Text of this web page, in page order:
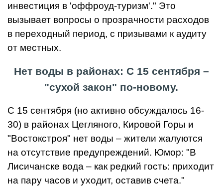
инвестиция в 'оффроуд-туризм'." Это
вызывает вопросы о прозрачности расходов
в переходный период, с призывами к аудиту
от местных.
Нет воды в районах: С 15 сентября –
"сухой закон" по-новому.
С 15 сентября (но активно обсуждалось 16-
30) в районах Цегляного, Кировой Горы и
"Востокстроя" нет воды – жители жалуются
на отсутствие предупреждений. Юмор: "В
Лисичанске вода – как редкий гость: приходит
на пару часов и уходит, оставив счета."